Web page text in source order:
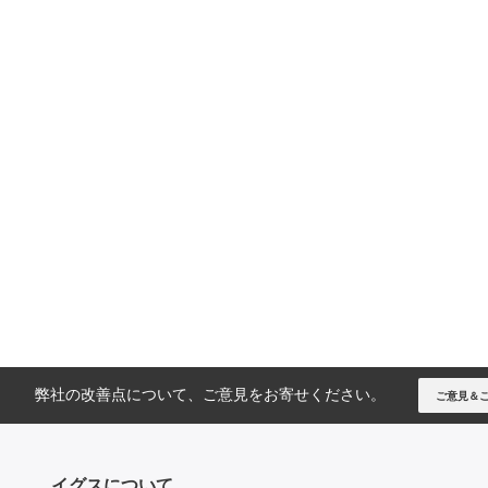
弊社の改善点について、ご意見をお寄せください。 ご意見＆